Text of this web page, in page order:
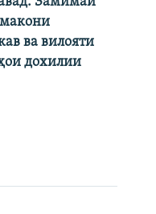
ва вилояти
дохилии